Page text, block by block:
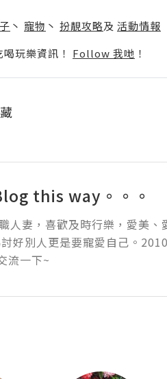
丶 寵物 丶 扮靚攻略及 活動情報
玩樂資訊！ Follow 我哋 ！
this way。。。
人妻，喜歡及時行樂，愛美
好別人更是要寵愛自己。
流一下~